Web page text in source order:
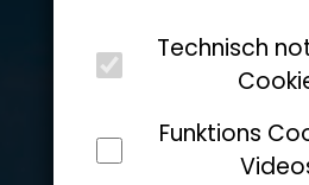
Technisch
Funktions